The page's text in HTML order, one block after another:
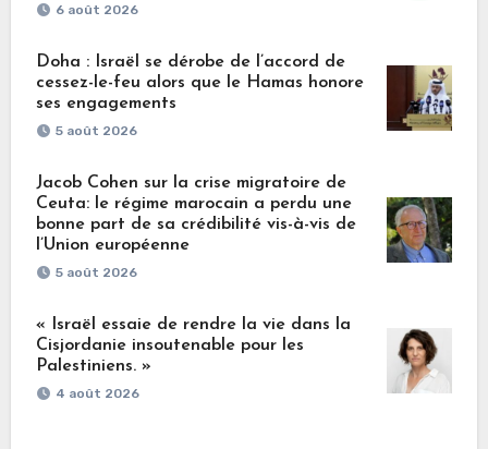
6 août 2026
Doha : Israël se dérobe de l’accord de
cessez-le-feu alors que le Hamas honore
ses engagements
5 août 2026
Jacob Cohen sur la crise migratoire de
Ceuta: le régime marocain a perdu une
bonne part de sa crédibilité vis-à-vis de
l’Union européenne
5 août 2026
« Israël essaie de rendre la vie dans la
Cisjordanie insoutenable pour les
Palestiniens. »
4 août 2026